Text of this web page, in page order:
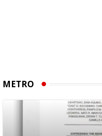
METRO